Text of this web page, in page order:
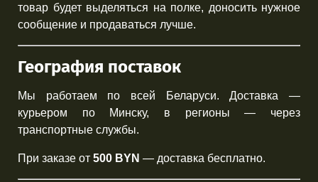
товар будет выделяться на полке, доносить нужное
сообщение и продаваться лучше.
География поставок
Мы работаем по всей Беларуси. Доставка —
курьером по Минску, в регионы — через
транспортные службы.
При заказе от 500 BYN — доставка бесплатно.